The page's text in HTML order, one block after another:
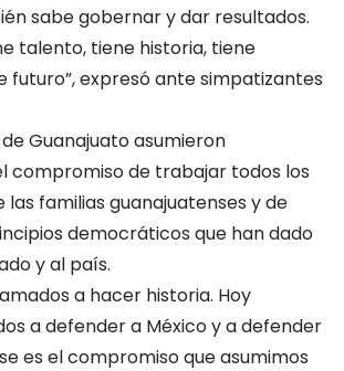
sabe gobernar y dar resultados.
talento, tiene historia, tiene
futuro”, expresó ante simpatizantes
Guanajuato asumieron
compromiso de trabajar todos los
las familias guanajuatenses y de
democráticos que han dado
y al país.
a hacer historia. Hoy
a defender a México y a defender
es el compromiso que asumimos